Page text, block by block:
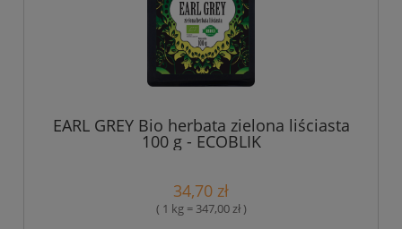
EARL GREY Bio herbata zielona liściasta
100 g - ECOBLIK
34,70 zł
( 1 kg = 347,00 zł )